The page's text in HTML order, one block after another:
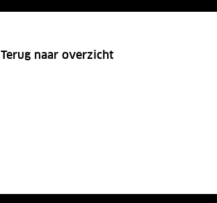
Terug naar overzicht